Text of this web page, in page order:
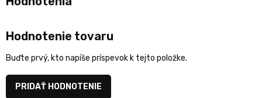
Hodnotenie tovaru
Buďte prvý, kto napíše príspevok k tejto položke.
PRIDAŤ HODNOTENIE